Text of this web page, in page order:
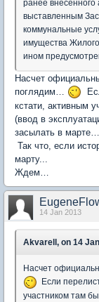
ранее внесенного
выставленным
коммунальные
имущества
ином
Насчет
поглядим…
кстати, активным
(ввод в
засылать в
Так что, если
марту...
Ждем…
14 Jan 2013
Akvarell, on 14
Насчет
Если
участником там